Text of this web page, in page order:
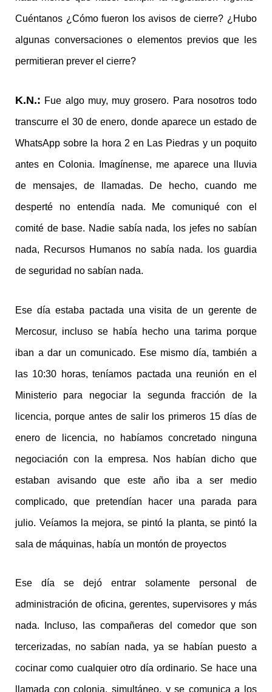
Cuéntanos ¿Cómo fueron los avisos de cierre? ¿Hubo
algunas conversaciones o elementos previos que les
permitieran prever el cierre?
K.N.: Fue algo muy, muy grosero. Para nosotros todo
transcurre el 30 de enero, donde aparece un estado de
WhatsApp sobre la hora 2 en Las Piedras y un poquito
antes en Colonia. Imagínense, me aparece una lluvia
de mensajes, de llamadas. De hecho, cuando me
desperté no entendía nada. Me comuniqué con el
comité de base. Nadie sabía nada, los jefes no sabían
nada, Recursos Humanos no sabía nada. los guardia
de seguridad no sabían nada.
Ese día estaba pactada una visita de un gerente de
Mercosur, incluso se había hecho una tarima porque
iban a dar un comunicado. Ese mismo día, también a
las 10:30 horas, teníamos pactada una reunión en el
Ministerio para negociar la segunda fracción de la
licencia, porque antes de salir los primeros 15 días de
enero de licencia, no habíamos concretado ninguna
negociación con la empresa. Nos habían dicho que
estaban avisando que este año iba a ser medio
complicado, que pretendían hacer una parada para
julio. Veíamos la mejora, se pintó la planta, se pintó la
sala de máquinas, había un montón de proyectos
Ese día se dejó entrar solamente personal de
administración de oficina, gerentes, supervisores y más
nada. Incluso, las compañeras del comedor que son
tercerizadas, no sabían nada, ya se habían puesto a
cocinar como cualquier otro día ordinario. Se hace una
llamada con colonia, simultáneo, y se comunica a los